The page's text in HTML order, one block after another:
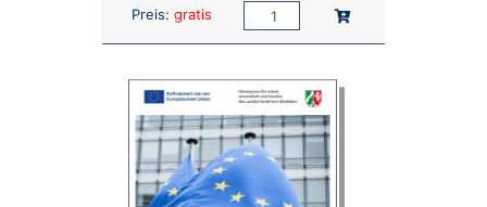
Preis: gratis Anzahl: In den Warenkorb